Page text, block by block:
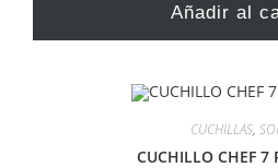
Añadir al
CUCHILLAS,
CUCHILLO CHEF 7